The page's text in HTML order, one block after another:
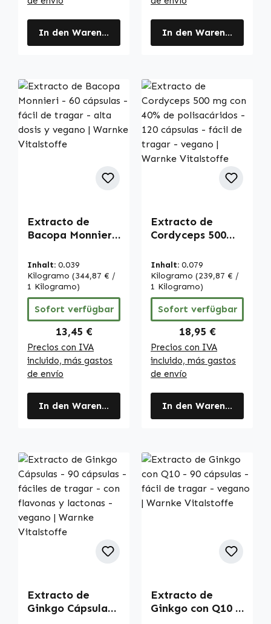
In den Warenkorb
Warnke
Vitalstoffe
In den Warenkorb
Extracto de
Bacopa Monnieri
fácil de tragar -
alta dosis y
vegano | Warnke
Vitalstoffe
Inhalt: 0.039
Kilogramo (344,87 € /
1 Kilogramo)
Sofort verfügbar
Regulärer Preis:
13,45 €
Precios con IVA
incluido, más gastos
de envío
In den Warenkorb
Extracto de
Cordyceps 500
polisacáridos -
120 cápsulas -
fácil de tragar -
vegano | Warnke
Vitalstoffe
Inhalt: 0.079
Kilogramo (239,87 € /
1 Kilogramo)
Sofort verfügbar
Regulärer Preis:
18,95 €
Precios con IVA
incluido, más gastos
de envío
In den Warenkorb
Extracto de
Ginkgo Cápsulas -
Extracto de
Ginkgo con Q10 -